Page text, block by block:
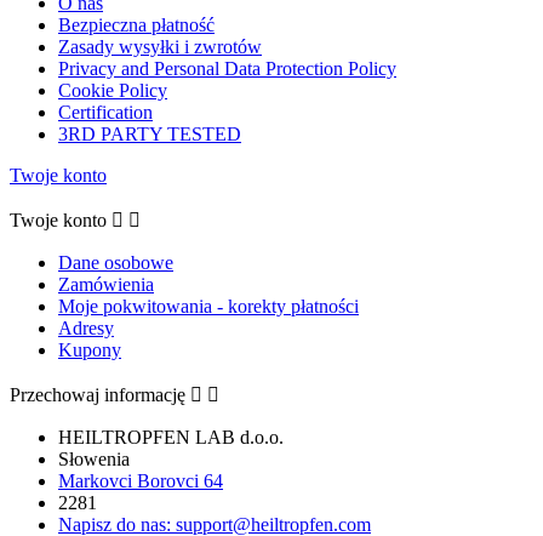
Bezpieczna płatność
Zasady wysyłki i zwrotów
Privacy and Personal Data Protection Policy
Cookie Policy
Certification
3RD PARTY TESTED
Twoje konto
Twoje konto  
Dane osobowe
Zamówienia
Moje pokwitowania - korekty płatności
Adresy
Kupony
Przechowaj informację  
HEILTROPFEN LAB d.o.o.
Słowenia
Markovci Borovci 64
2281
Napisz do nas: support@heiltropfen.com